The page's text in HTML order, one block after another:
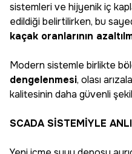
sistemleri ve hijyenik iç
edildiği belirtilirken, bu
kaçak oranlarının
Modern sistemle birlikte
dengelenmesi, olası
kalitesinin daha güvenli
SCADA SİSTEMİYLE